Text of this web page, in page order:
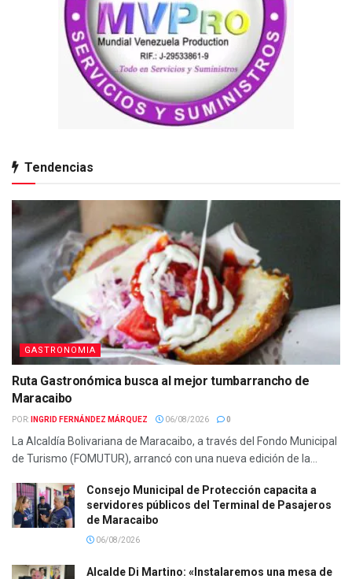
Tendencias
GASTRONOMIA
Ruta Gastronómica busca al mejor tumbarrancho de
Maracaibo
POR: INGRID FERNÁNDEZ MÁRQUEZ 06/08/2026 0
La Alcaldía Bolivariana de Maracaibo, a través del Fondo Municipal
de Turismo (FOMUTUR), arrancó con una nueva edición de la...
Consejo Municipal de Protección capacita a
servidores públicos del Terminal de Pasajeros
de Maracaibo
06/08/2026
Alcalde Di Martino: «Instalaremos una mesa de